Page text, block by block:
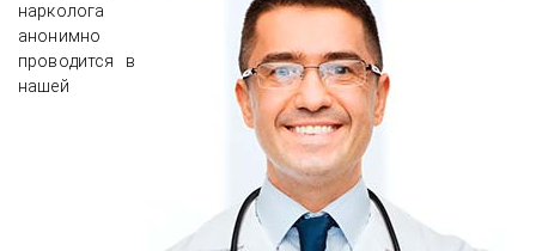
нарколога
анонимно
проводится в
нашей